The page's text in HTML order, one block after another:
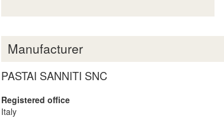
Manufacturer
PASTAI SANNITI SNC
Registered office
Italy